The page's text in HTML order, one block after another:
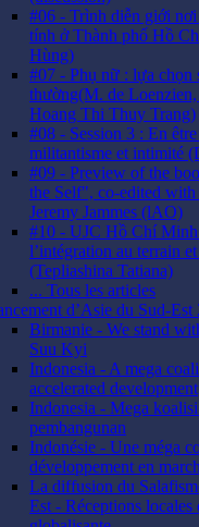
#06 - Trình diễn giới
tính ở Thành phố Hồ
Hùng)
#07 - Phụ nữ : lựa chọn
thường(M. de
Hoang Thi Thuy Trang)
#08 - Session 3 : En
militantisme et intimité
#09 - Preview of the
the Self", co-edited
Jeremy Jammes (lAO)
#10 - UJC Hồ Chí
l’intégration au terrain
(Tepliashina Tatiana)
... Tous les articles
d’Asie du Sud-Est
Birmanie - We stand
Suu Kyi
Indonesia - A mega
accelerated development
Indonesia - Mega
pembangunan
Indonésie - Une méga
développement en
La diffusion du
Est - Réceptions locales